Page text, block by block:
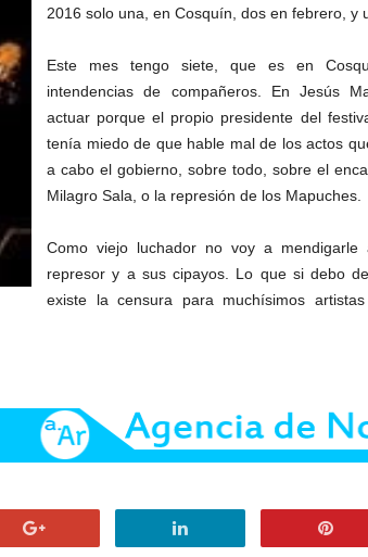
2016 solo una, en Cosquín, dos en febrero, y
Este mes tengo siete, que es en
intendencias de compañeros. En Jesús
actuar porque el propio presidente del
tenía miedo de que hable mal de los actos
a cabo el gobierno, sobre todo, sobre el
Milagro Sala, o la represión de los Mapuches.
Como viejo luchador no voy a mendigarle
represor y a sus cipayos. Lo que si debo
existe la censura para muchísimos